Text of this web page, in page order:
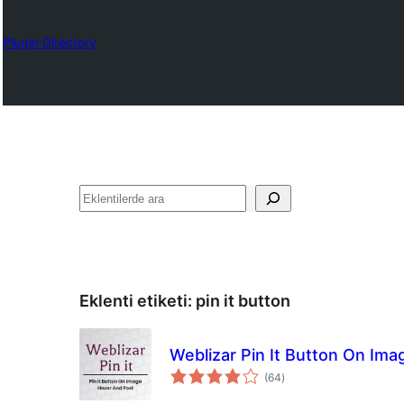
Plugin Directory
Ara
Eklenti etiketi: pin it button
Weblizar Pin It Button On
(64toplam
puan
)